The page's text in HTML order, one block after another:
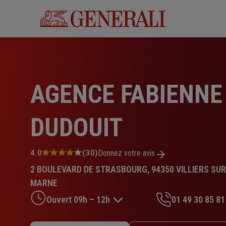
AGENCE FABIENNE
DUDOUIT
Note
4.0
sur
5
étoiles
4.0 (30)Donnez votre avis
2 BOULEVARD DE STRASBOURG, 94350 VILLIERS SUR
MARNE
Ouvert 09h – 12h
01 49 30 85 81